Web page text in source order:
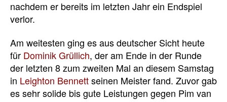
nachdem er bereits im letzten Jahr ein Endspiel
verlor.
Am weitesten ging es aus deutscher Sicht heute
für Dominik Grüllich, der am Ende in der Runde
der letzten 8 zum zweiten Mal an diesem Samstag
in Leighton Bennettseinen Meister fand. Zuvor gab
es sehr solide bis gute Leistungen gegen Pim van